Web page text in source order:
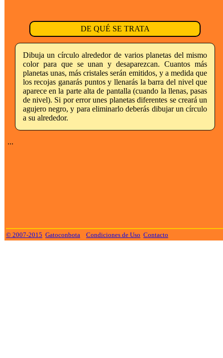
DE QUÉ SE TRATA
Dibuja un círculo alrededor de varios planetas del mismo
color para que se unan y desaparezcan. Cuantos más
planetas unas, más cristales serán emitidos, y a medida que
los recojas ganarás puntos y llenarás la barra del nivel que
aparece en la parte alta de pantalla (cuando la llenas, pasas
de nivel). Si por error unes planetas diferentes se creará un
agujero negro, y para eliminarlo deberás dibujar un círculo
a su alrededor.
...
© 2007-2015 Gatoconbota Condiciones de Uso Contacto